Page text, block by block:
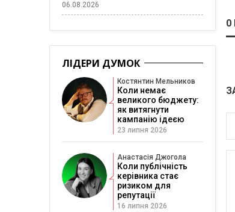
0
06.08.2026
ЛІДЕРИ ДУМОК
Костянтин Мельников
Коли немає
великого бюджету:
як витягнути
кампанію ідеєю
23 липня 2026
Анастасія Джогола
Коли публічність
керівника стає
ризиком для
репутації
16 липня 2026